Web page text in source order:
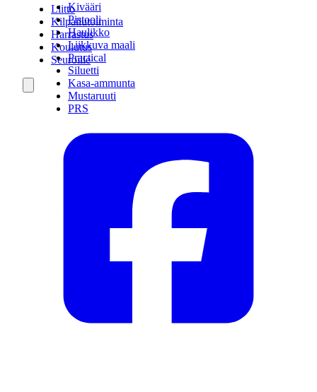
Kivääri
Pistooli
Haulikko
Liikkuva maali
Practical
Siluetti
Kasa-ammunta
Mustaruuti
PRS
Liitto
Kilpailutoiminta
Harrastus
Koulutus
Seuroille